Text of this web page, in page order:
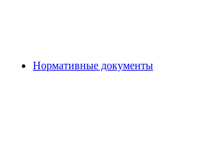
Нормативные документы